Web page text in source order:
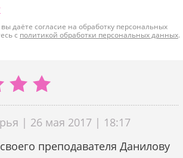
даёте согласие на обработку персональных
с политикой обработки персональных данных.
| 26 мая 2017 | 18:17
преподавателя Данилову